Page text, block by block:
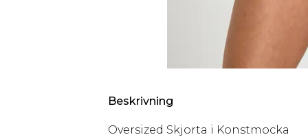
Beskrivning
Oversized Skjorta i Konstmocka